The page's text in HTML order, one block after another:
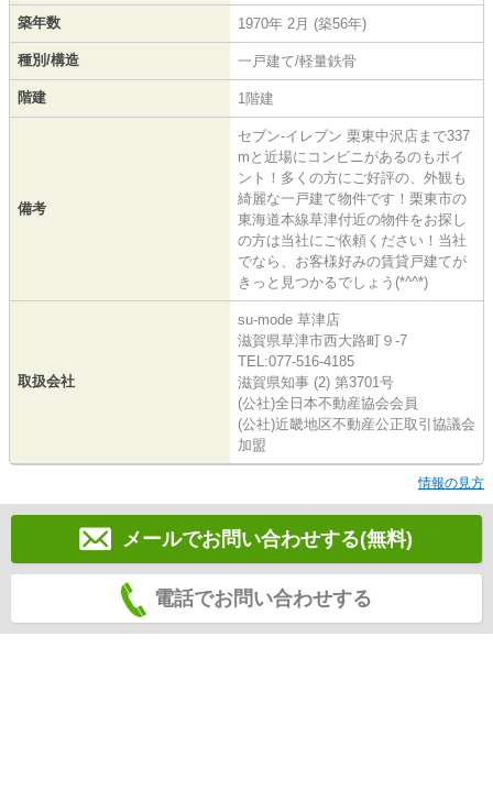
築年数 1970年 2月 (築56年)
種別/構造 一戸建て/軽量鉄骨
階建 1階建
備考
セブン-イレブン 栗東中沢店まで337
mと近場にコンビニがあるのもポイ
ント！多くの方にご好評の、外観も
綺麗な一戸建て物件です！栗東市の
東海道本線草津付近の物件をお探し
の方は当社にご依頼ください！当社
でなら、お客様好みの賃貸戸建てが
きっと見つかるでしょう(*^^*)
取扱会社
su-mode 草津店
滋賀県草津市西大路町９-7
TEL:077-516-4185
滋賀県知事 (2) 第3701号
(公社)全日本不動産協会会員
(公社)近畿地区不動産公正取引協議会
加盟
情報の見方
メールでお問い合わせする(無料)
電話でお問い合わせする